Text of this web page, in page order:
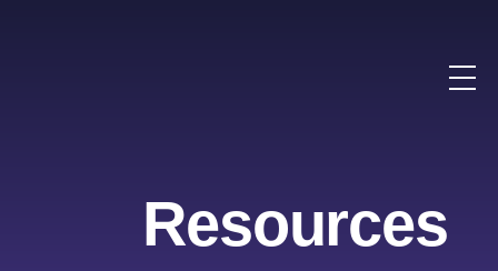
Resources